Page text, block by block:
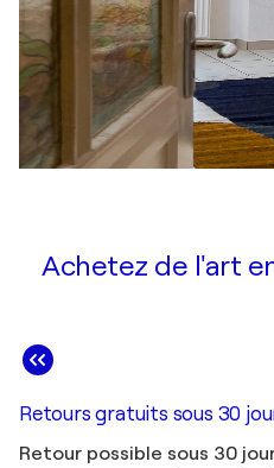
Achetez de l'art
Retours gratuits sous 30
Retour possible sous 30